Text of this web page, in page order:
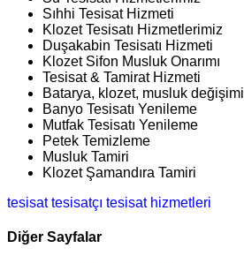
Sıhhi Tesisat Hizmeti
Klozet Tesisatı Hizmetlerimiz
Duşakabin Tesisatı Hizmeti
Klozet Sifon Musluk Onarımı
Tesisat & Tamirat Hizmeti
Batarya, klozet, musluk değişimi
Banyo Tesisatı Yenileme
Mutfak Tesisatı Yenileme
Petek Temizleme
Musluk Tamiri
Klozet Şamandıra Tamiri
tesisattesisatçı tesisat hizmetleri
Diğer Sayfalar